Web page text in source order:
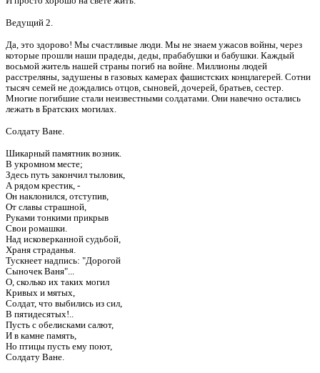
Ведущий 2.
Да, это здорово! Мы счастливые люди. Мы не знаем ужасов войны, через
которые прошли наши прадеды, деды, прабабушки и бабушки. Каждый
восьмой житель нашей страны погиб на войне. Миллионы людей
расстреляны, задушены в газовых камерах фашистских концлагерей. Сотни
тысяч семей не дождались отцов, сыновей, дочерей, братьев, сестер.
Многие погибшие стали неизвестными солдатами. Они навечно остались
лежать в Братских могилах.
Солдату Ване.
Шикарный памятник возник.
В укромном месте;
Здесь путь закончил тыловик,
А рядом крестик, -
Он наклонился, отступив,
От славы страшной,
Руками тонкими прикрыв
Свои ромашки.
Над исковерканной судьбой,
Храня страданья.
Тускнеет надпись: "Дорогой
Сыночек Ваня"...
О, сколько их таких могил
Кривых и мятых,
Солдат, что выбились из сил,
В пятидесятых!..
Пусть с обелисками салют,
И в камне память,
Но птицы пусть ему поют,
Солдату Ване.